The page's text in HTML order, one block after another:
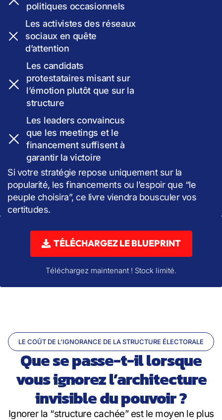
politiques occasionnels
Les activistes des réseaux
sociaux en quête
d’attention
Les candidats
protestataires misant sur
l’émotion plutôt que sur la
structure
Les leaders convaincus
que les meetings et le
financement suffisent à
garantir la victoire
Si votre stratégie repose uniquement sur la
popularité, les financements ou l’espoir que “le
peuple choisira”, ce livre viendra bousculer vos
certitudes.
TÉLÉCHARGEZ LE BLUEPRINT
Téléchargez maintenant ! Stock limité.
LE COÛT DE L’IGNORANCE DE LA STRUCTURE ÉLECTORALE
Que se passe-t-il lorsque
vous ignorez l’architecture
invisible du pouvoir ?
Ignorer la “structure cachée” est le moyen le plus